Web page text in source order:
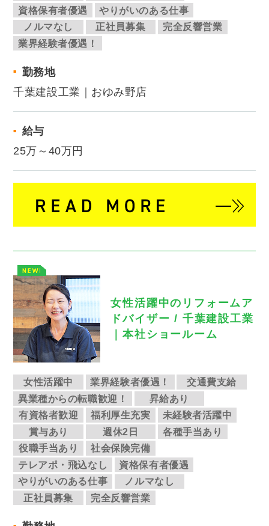
資格保有者優遇
やりがいのある仕事
ノルマなし
正社員募集
完全反響営業
業界経験者優遇！
勤務地
千葉建設工業｜おゆみ野店
給与
25万～40万円
女性活躍中のリフォームア
ドバイザー / 千葉建設工業
｜本社ショールーム
女性活躍中 業界経験者優遇！
交通費支給
異業種からの転職歓迎！
昇給あり
有資格者歓迎
福利厚生充実
未経験者活躍中
賞与あり
週休2日
各種手当あり
役職手当あり
社会保険完備
テレアポ・飛込なし
資格保有者優遇
やりがいのある仕事
ノルマなし
正社員募集
完全反響営業